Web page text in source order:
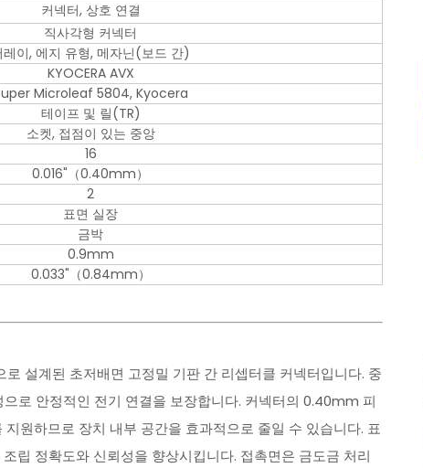
커넥터, 상호 연결
직사각형 커넥터
레이, 에지 유형, 메자닌(보드 간)
KYOCERA AVX
Microleaf 5804, Kyocera
테이프 및 릴(TR)
소켓, 접점이 있는 중앙
16
0.016"（0.40mm）
2
표면 실장
금박
0.9mm
0.033"（0.84mm）
설계된 초저배면 고정밀 기판 간 리셉터클 커넥터입니다. 중
로 안정적인 전기 연결을 보장합니다. 커넥터의 0.40mm 피
원하므로 장치 내부 공간을 효과적으로 줄일 수 있습니다. 표
립 정확도와 신뢰성을 향상시킵니다. 접촉면은 금도금 처리